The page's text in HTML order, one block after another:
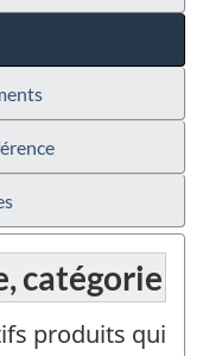
catégorie
produits qui